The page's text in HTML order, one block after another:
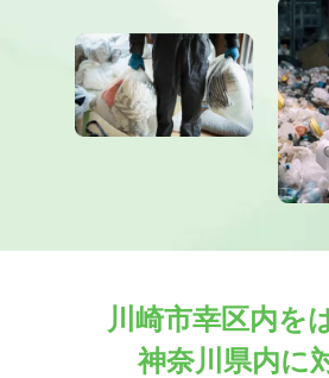
川崎市幸区内を
神奈川県内に